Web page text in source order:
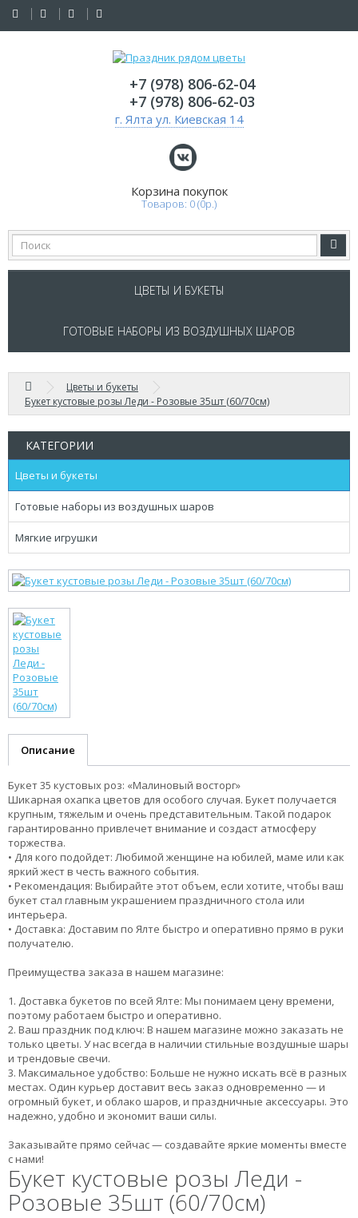
+7 (978) 806-62-04
+7 (978) 806-62-03
г. Ялта ул. Киевская 14
Товаров: 0 (0р.)
ЦВЕТЫ И БУКЕТЫ
ГОТОВЫЕ НАБОРЫ ИЗ ВОЗДУШНЫХ ШАРОВ
Цветы и букеты
Букет кустовые розы Леди - Розовые 35шт (60/70см)
КАТЕГОРИИ
Цветы и букеты
Готовые наборы из воздушных шаров
Мягкие игрушки
Описание
Букет 35 кустовых роз: «Малиновый восторг»
Шикарная охапка цветов для особого случая. Букет получается
крупным, тяжелым и очень представительным. Такой подарок
гарантированно привлечет внимание и создаст атмосферу
торжества.
• Для кого подойдет: Любимой женщине на юбилей, маме или как
яркий жест в честь важного события.
• Рекомендация: Выбирайте этот объем, если хотите, чтобы ваш
букет стал главным украшением праздничного стола или
интерьера.
• Доставка: Доставим по Ялте быстро и оперативно прямо в руки
получателю.
Преимущества заказа в нашем магазине:
1. Доставка букетов по всей Ялте: Мы понимаем цену времени,
поэтому работаем быстро и оперативно.
2. Ваш праздник под ключ: В нашем магазине можно заказать не
только цветы. У нас всегда в наличии стильные воздушные шары
и трендовые свечи.
3. Максимальное удобство: Больше не нужно искать всё в разных
местах. Один курьер доставит весь заказ одновременно — и
огромный букет, и облако шаров, и праздничные аксессуары. Это
надежно, удобно и экономит ваши силы.
Заказывайте прямо сейчас — создавайте яркие моменты вместе
с нами!
Букет кустовые розы Леди -
Розовые 35шт (60/70см)